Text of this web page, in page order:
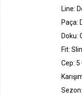
Line:
Paça:
Doku:
Fit:
Cep: 5